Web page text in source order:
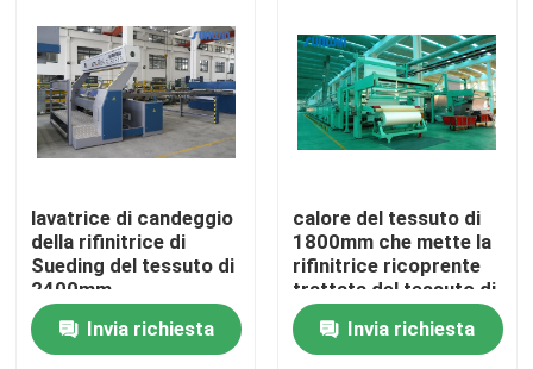
Casa
Prodotti
lavatrice di candeggio
della rifinitrice di
Sueding del tessuto di
2400mm
Invia richiesta
calore del tessuto di
1800mm che mette la
rifinitrice ricoprente
trattata del tessuto di
Stenter
Invia richiesta